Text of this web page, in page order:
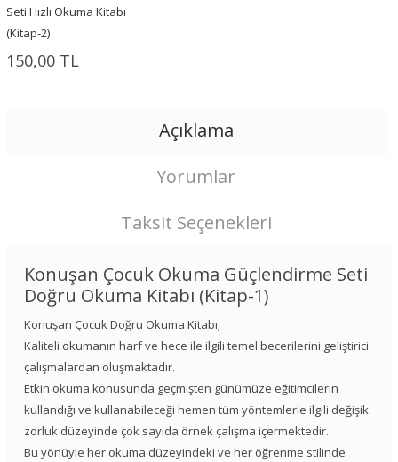
Seti Hızlı Okuma Kitabı
(Kitap-2)
150,00 TL
Açıklama
Yorumlar
Taksit Seçenekleri
Konuşan Çocuk Okuma Güçlendirme Seti
Doğru Okuma Kitabı (Kitap-1)
Konuşan Çocuk Doğru Okuma Kitabı;
Kaliteli okumanın harf ve hece ile ilgili temel becerilerini geliştirici
çalışmalardan oluşmaktadır.
Etkin okuma konusunda geçmişten günümüze eğitimcilerin
kullandığı ve kullanabileceği hemen tüm yöntemlerle ilgili değişik
zorluk düzeyinde çok sayıda örnek çalışma içermektedir.
Bu yönüyle her okuma düzeyindeki ve her öğrenme stilinde